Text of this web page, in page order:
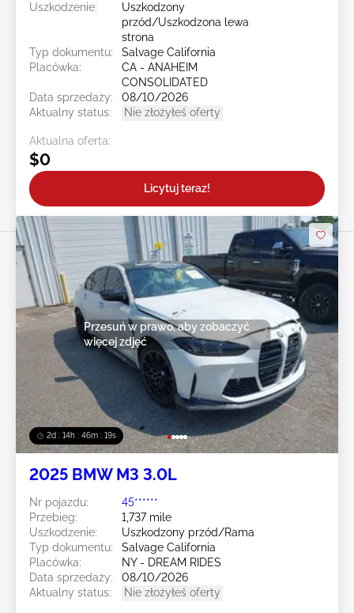
Uszkodzenie:
Uszkodzony
przód/Uszkodzona lewa
strona
Typ dokumentu:
Salvage California
Placówka:
CA - ANAHEIM
CONSOLIDATED
Data sprzedaży:
08/10/2026
Aktualny status:
Nie złożyłeś oferty
Aktualna oferta:
$0
Licytuj teraz!
2d : 14h : 46m : 16s
Przesuń w prawo, aby zobaczyć
więcej zdjęć
2025 BMW M3 3.0L
Nr pojazdu:
45******
Przebieg:
1,737 mile
Uszkodzenie:
Uszkodzony przód/Rama
Typ dokumentu:
Salvage California
Placówka:
NY - DREAM RIDES
Data sprzedaży:
08/10/2026
Aktualny status:
Nie złożyłeś oferty